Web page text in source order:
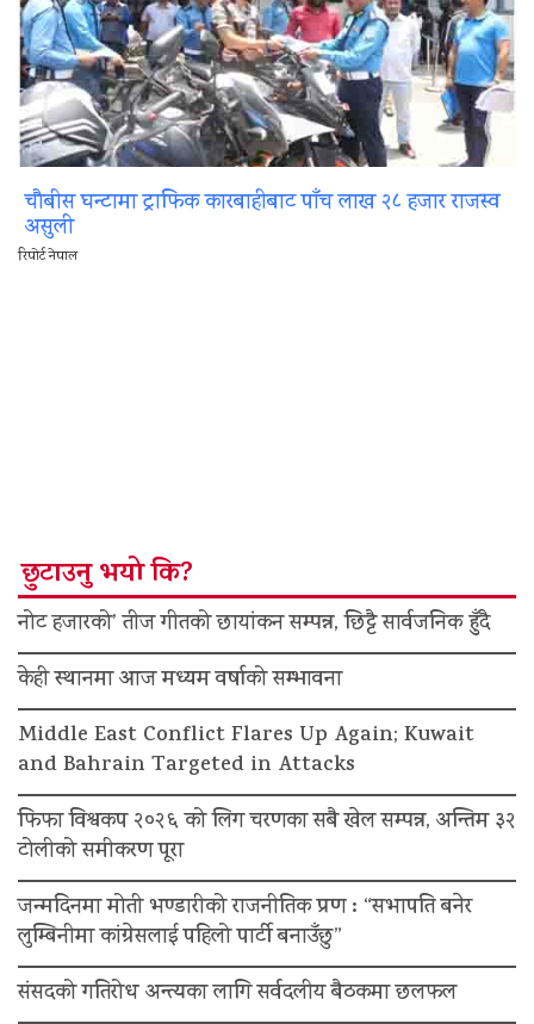
चौबीस घन्टामा ट्राफिक कारबाहीबाट पाँच लाख २८ हजार राजस्व
असुली
रिपोर्ट नेपाल
छुटाउनु भयो कि?
नोट हजारको’ तीज गीतको छायांकन सम्पन्न, छिट्टै सार्वजनिक हुँदै
केही स्थानमा आज मध्यम वर्षाको सम्भावना
Middle East Conflict Flares Up Again; Kuwait
and Bahrain Targeted in Attacks
फिफा विश्वकप २०२६ को लिग चरणका सबै खेल सम्पन्न, अन्तिम ३२
टोलीको समीकरण पूरा
जन्मदिनमा मोती भण्डारीको राजनीतिक प्रण : “सभापति बनेर
लुम्बिनीमा कांग्रेसलाई पहिलो पार्टी बनाउँछु”
संसदको गतिरोध अन्त्यका लागि सर्वदलीय बैठकमा छलफल